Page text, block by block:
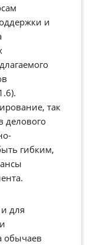
и
так
делового
гибким,
для
обычаев